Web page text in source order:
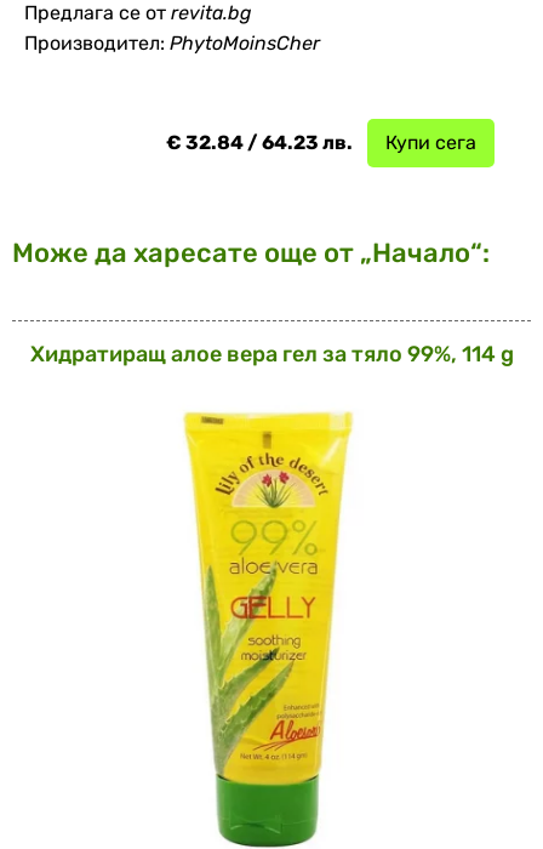
Предлага се от revita.bg
Производител: PhytoMoinsCher
Купи сега
€ 32.84 / 64.23 лв.
Може да харесате още от „Начало“:
Хидратиращ алое вера гел за тяло 99%, 114 g